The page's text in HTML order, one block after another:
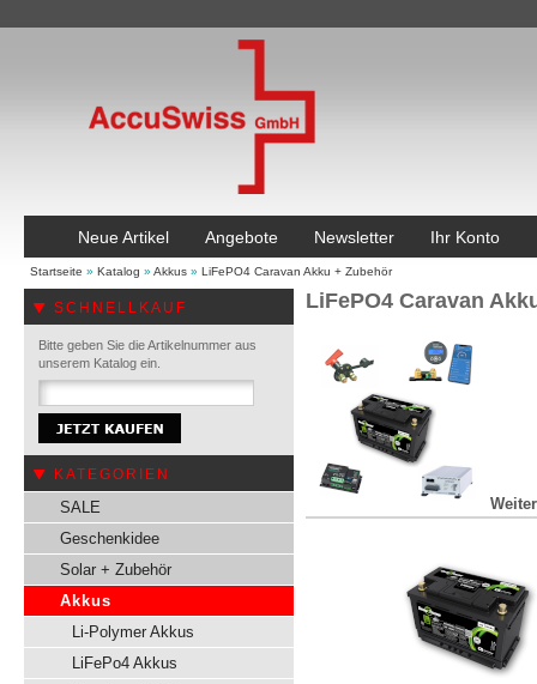
Neue Artikel Angebote Newsletter Ihr Konto
Startseite » Katalog » Akkus » LiFePO4 Caravan Akku + Zubehör
SCHNELLKAUF
Bitte geben Sie die Artikelnummer aus
unserem Katalog ein.
KATEGORIEN
SALE
Geschenkidee
Solar + Zubehör
Akkus
Li-Polymer Akkus
LiFePo4 Akkus
LiFePO4 Caravan